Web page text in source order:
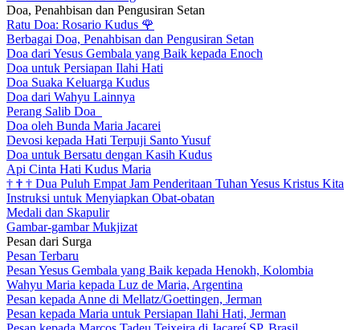
Doa, Penahbisan dan Pengusiran Setan
Ratu Doa: Rosario Kudus 🌹
Berbagai Doa, Penahbisan dan Pengusiran Setan
Doa dari Yesus Gembala yang Baik kepada Enoch
Doa untuk Persiapan Ilahi Hati
Doa Suaka Keluarga Kudus
Doa dari Wahyu Lainnya
Perang Salib Doa
Doa oleh Bunda Maria Jacarei
Devosi kepada Hati Terpuji Santo Yusuf
Doa untuk Bersatu dengan Kasih Kudus
Api Cinta Hati Kudus Maria
† † † Dua Puluh Empat Jam Penderitaan Tuhan Yesus Kristus Kita
Instruksi untuk Menyiapkan Obat-obatan
Medali dan Skapulir
Gambar-gambar Mukjizat
Pesan dari Surga
Pesan Terbaru
Pesan Yesus Gembala yang Baik kepada Henokh, Kolombia
Wahyu Maria kepada Luz de Maria, Argentina
Pesan kepada Anne di Mellatz/Goettingen, Jerman
Pesan kepada Maria untuk Persiapan Ilahi Hati, Jerman